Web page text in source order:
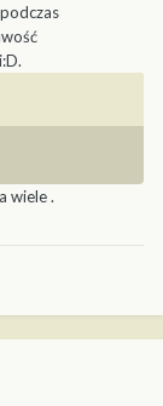
wiele .